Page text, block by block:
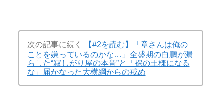
次の記事に続く
【#2を読む】「章さんは俺の
ことを嫌っているのかな…」全盛期の白鵬が漏
らした“寂しがり屋の本音”と「裸の王様になる
な」届かなった大横綱からの戒め